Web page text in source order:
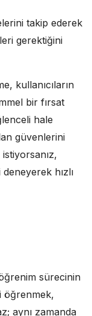
takip ederek
gerektiğini
kullanıcıların
bir fırsat
hale
güvenlerini
hızlı
sürecinin
öğrenmek,
aynı zamanda